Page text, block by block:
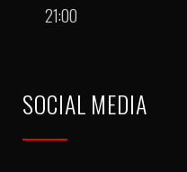
21:00
SOCIAL MEDIA